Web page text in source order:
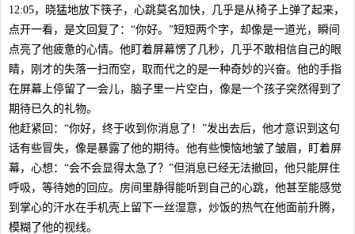
12:05，晓猛地放下筷子，心跳莫名加快，几乎是从椅子上弹了起来，
点开一看，是文回复了：“你好。”短短两个字，却像是一道光，瞬间
点亮了他疲惫的心情。他盯着屏幕愣了几秒，几乎不敢相信自己的眼
睛，刚才的失落一扫而空，取而代之的是一种奇妙的兴奋。他的手指
在屏幕上停留了一会儿，脑子里一片空白，像是一个孩子突然得到了
期待已久的礼物。
他赶紧回：“你好，终于收到你消息了！”发出去后，他才意识到这句
话有些冒失，像是暴露了他的期待。他有些懊恼地皱了皱眉，盯着屏
幕，心想：“会不会显得太急了？”但消息已经无法撤回，他只能屏住
呼吸，等待她的回应。房间里静得能听到自己的心跳，他甚至能感觉
到掌心的汗水在手机壳上留下一丝湿意，炒饭的热气在他面前升腾，
模糊了他的视线。